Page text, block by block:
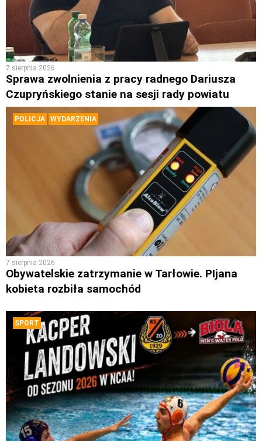
7 sierpnia 2026
Sprawa zwolnienia z pracy radnego Dariusza
Czupryńskiego stanie na sesji rady powiatu
POLICJA WYDARZENIA
7 sierpnia 2026
Obywatelskie zatrzymanie w Tarłowie. PIjana
kobieta rozbiła samochód
SPORT